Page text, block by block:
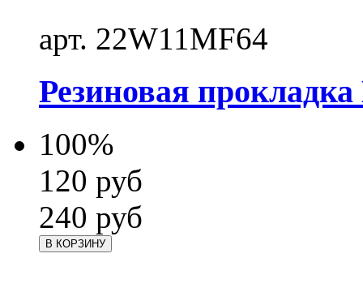
арт. 22W11MF64
Резиновая
100%
120 руб
240 руб
В КОРЗИНУ